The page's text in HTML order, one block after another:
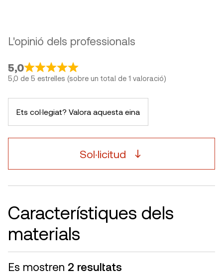
L'opinió dels professionals
5,0
5,0 de 5 estrelles (sobre un total de 1 valoració)
Ets col·legiat? Valora aquesta eina
Sol·licitud
Característiques dels
materials
Es mostren 2 resultats